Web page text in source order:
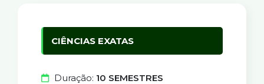
CIÊNCIAS EXATAS
Duração: 10 SEMESTRES